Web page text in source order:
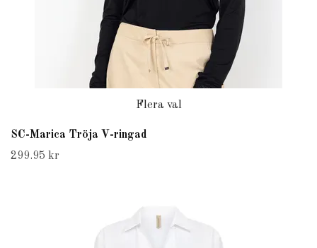
Flera val
SC-Marica Tröja V-ringad
299.95 kr